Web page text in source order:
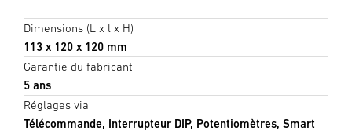
Dimensions (L x l x H)
113 x 120 x 120 mm
Garantie du fabricant
5 ans
Réglages via
Télécommande, Interrupteur DIP, Potentiomètres, Smart